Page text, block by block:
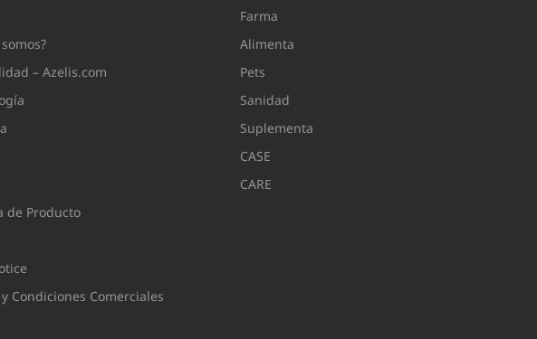
– Azelis.com
de Producto
Condiciones Comerciales
Farma
Alimenta
Pets
Sanidad
Suplementa
CASE
CARE